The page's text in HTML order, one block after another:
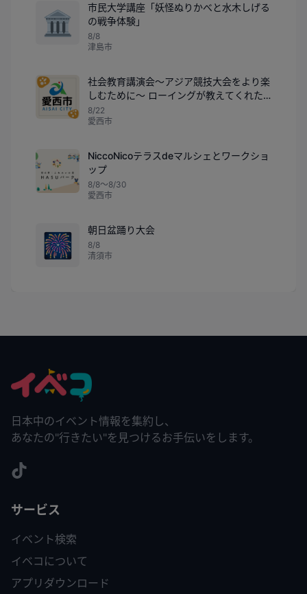
🏛️
市民大学講座「妖怪ぬりかべと水木しげる
の戦争体験」
8/8
津島市
社会教育講演会～アジア競技大会をより楽
しむために～ ローイングが教えてくれた
夢をかなえる力
8/22
愛西市
NiccoNicoテラスdeマルシェとワークショ
ップ
8/8〜8/30
愛西市
🎆
朝日盆踊り大会
8/8
清須市
日本中のイベント情報を集約し、
あなたの"行きたい"を見つけるお手伝いをします。
サービス
イベント検索
イベコについて
アプリダウンロード